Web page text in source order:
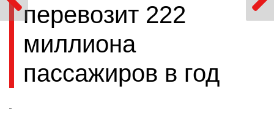
перевозит 222
миллиона
пассажиров в год